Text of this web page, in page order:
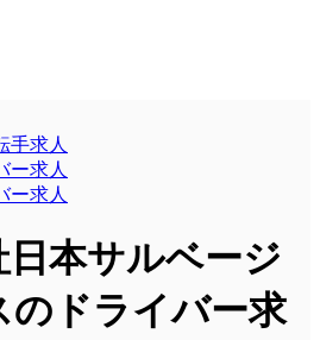
手求人
ー求人
ー求人
日本サルベージ
のドライバー求